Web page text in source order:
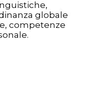
globale
competenze